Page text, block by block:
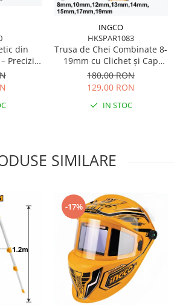
de
de Pământ
din
Precizie
INGCO
HKSPAR1083
Trusa de Chei Combinate 8-
19mm cu Clichet și Cap
Flexibil – Precizie și
Durabilitate
180,00 RON
129,00 RON
IN STOC
SIMILARE
-17%